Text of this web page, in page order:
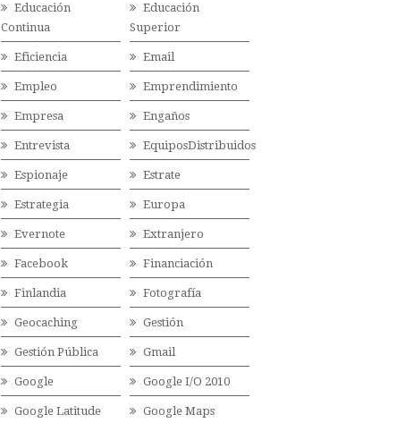
Educación
Continua
Educación
Superior
Eficiencia Email
Empleo Emprendimiento
Empresa Engaños
Entrevista EquiposDistribuidos
Espionaje Estrate
Estrategia Europa
Evernote Extranjero
Facebook Financiación
Finlandia Fotografía
Geocaching Gestión
Gestión Pública Gmail
Google Google I/O 2010
Google Latitude
Google Maps